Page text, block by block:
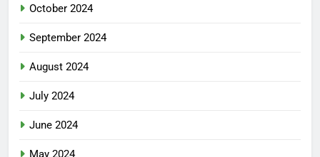
October 2024
September 2024
August 2024
July 2024
June 2024
May 2024